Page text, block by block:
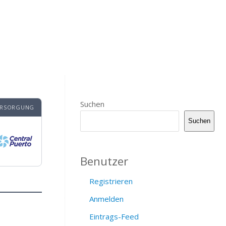
Suchen
Suchen
Benutzer
Registrieren
Anmelden
Eintrags-Feed